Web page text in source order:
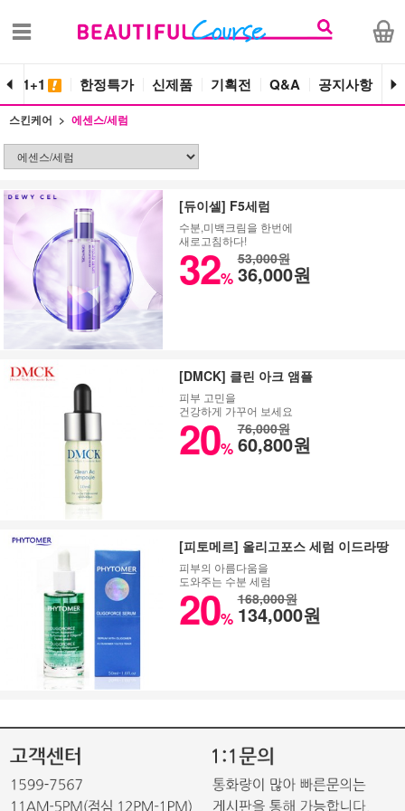
독 1+1 한정특가 신제품 기획전 Q&A 공지사항
스킨케어 에센스/세럼
[듀이셀] F5세럼
수분,미백크림을 한번에
새로고침하다!
32%
53,000원
36,000원
[DMCK] 클린 아크 앰플
피부 고민을
건강하게 가꾸어 보세요
20%
76,000원
60,800원
[피토메르] 올리고포스 세럼 이드라땅
피부의 아름다움을
도와주는 수분 세럼
20%
168,000원
134,000원